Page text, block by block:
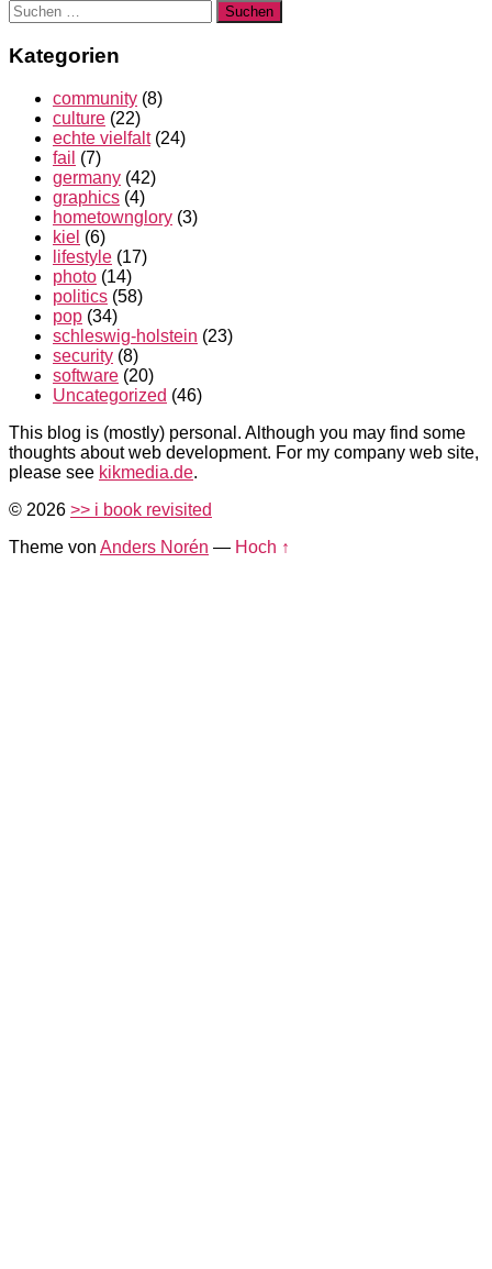
Suchen
nach:
Kategorien
community (8)
culture (22)
echte vielfalt(24)
fail (7)
germany (42)
graphics (4)
hometownglory (3)
kiel (6)
lifestyle (17)
photo (14)
politics (58)
pop (34)
schleswig-holstein (23)
security (8)
software (20)
Uncategorized (46)
This blog is (mostly) personal. Although you may find some
thoughts about web development. For my company web site,
please see kikmedia.de.
© 2026 >> i book revisited
Theme von Anders Norén — Hoch ↑